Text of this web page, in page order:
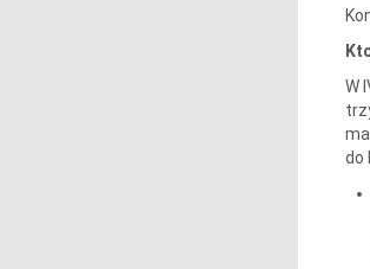
W
do